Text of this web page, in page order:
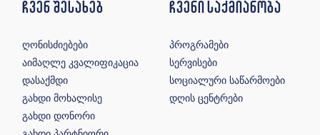
ჩვენ შესახებ
ღონისძიებები
აიმაღლე კვალიფიკაცია
დასაქმდი
გახდი მოხალისე
გახდი დონორი
ჩვენი საქმიანობა
პროგრამები
სერვისები
სოციალური საწარმოები
დღის ცენტრები